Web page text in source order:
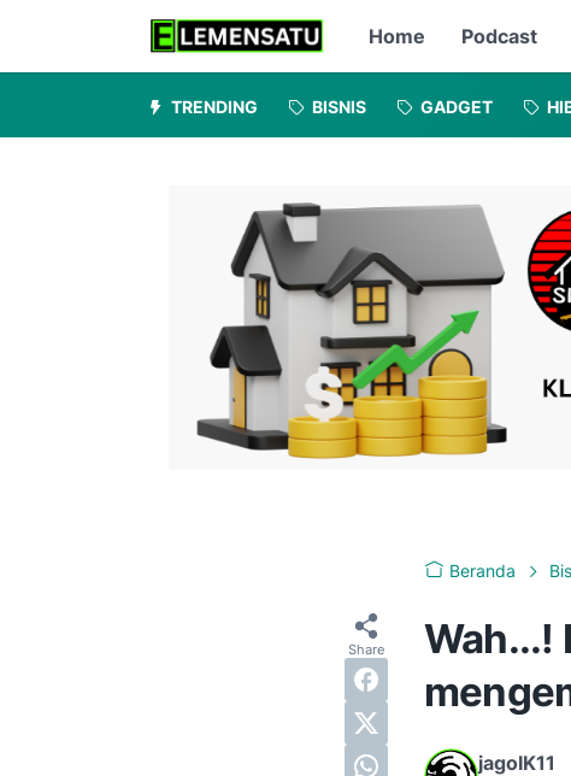
Home Podcast
TRENDING BISNIS GADGET
Beranda
Wah...!
jagoIK11